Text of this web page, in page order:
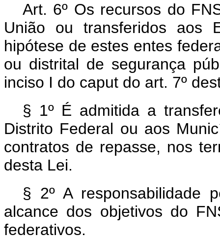
Art. 6º Os recursos do
União ou transferidos aos
hipótese de estes entes
ou distrital de segurança
inciso I do caput do art. 7º
§ 1º É admitida a
Distrito Federal ou aos
contratos de repasse, nos
desta Lei.
§ 2º A responsabilidade
alcance dos objetivos do
federativos.